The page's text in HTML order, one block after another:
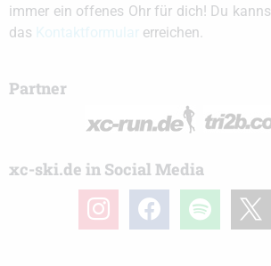
immer ein offenes Ohr für dich! Du
das
erreichen.
Partner
xc-ski.de in Social Media
instagramfacebook spotify